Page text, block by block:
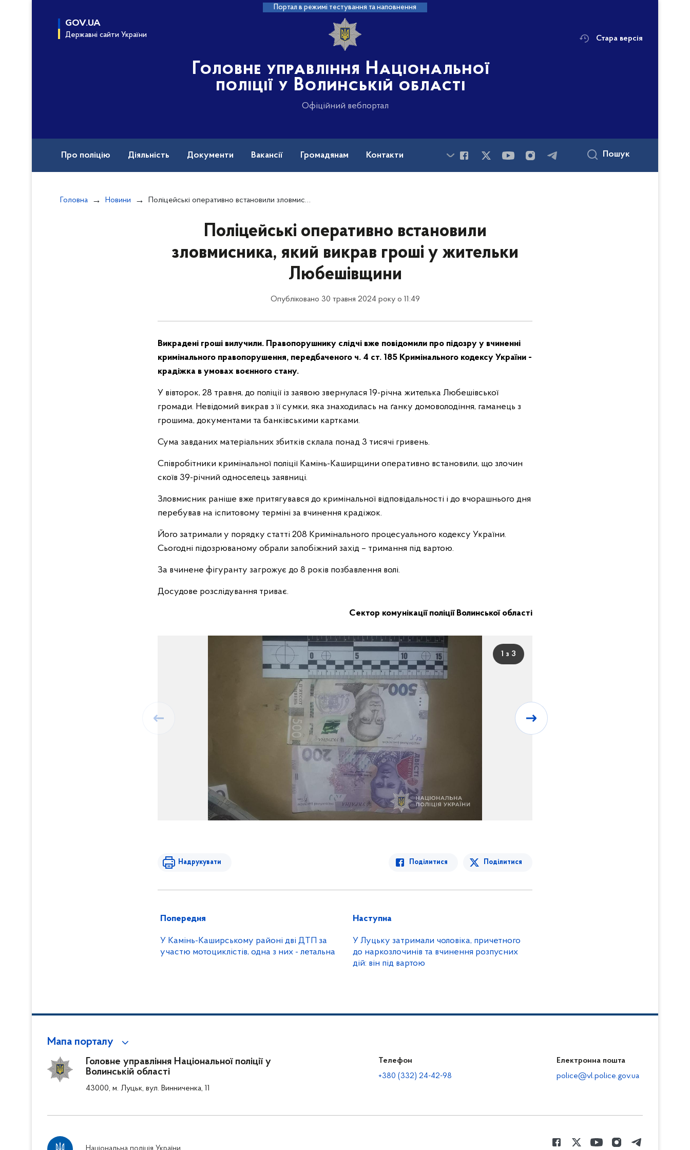
Портал в режимі тестування та наповнення
GOV.UA
Державні сайти України
Головне управління Національної
поліції у Волинській області
Офіційний вебпортал
Стара версія
Про поліцію Діяльність Документи Вакансії Громадянам Контакти Пошук
Головна Новини Поліцейські оперативно встановили зловмисника, який викрав гроші у жительки Любешівщини
Поліцейські оперативно встановили
зловмисника, який викрав гроші у жительки
Любешівщини
Опубліковано 30 травня 2024 року о 11:49
Викрадені гроші вилучили. Правопорушнику слідчі вже повідомили про підозру у вчиненні
кримінального правопорушення, передбаченого ч. 4 ст. 185 Кримінального кодексу України -
крадіжка в умовах воєнного стану.
У вівторок, 28 травня, до поліції із заявою звернулася 19-річна жителька Любешівської
громади. Невідомий викрав з її сумки, яка знаходилась на ґанку домоволодіння, гаманець з
грошима, документами та банківськими картками.
Сума завданих матеріальних збитків склала понад 3 тисячі гривень.
Співробітники кримінальної поліції Камінь-Каширщини оперативно встановили, що злочин
скоїв 39-річний односелець заявниці.
Зловмисник раніше вже притягувався до кримінальної відповідальності і до вчорашнього дня
перебував на іспитовому терміні за вчинення крадіжок.
Його затримали у порядку статті 208 Кримінального процесуального кодексу України.
Сьогодні підозрюваному обрали запобіжний захід – тримання під вартою.
За вчинене фігуранту загрожує до 8 років позбавлення волі.
Досудове розслідування триває.
Сектор комунікації поліції Волинської області
1 з 3
Надрукувати Поділитися Поділитися
Попередня
У Камінь-Каширському районі дві ДТП за
участю мотоциклістів, одна з них - летальна
Наступна
У Луцьку затримали чоловіка, причетного
до наркозлочинів та вчинення розпусних
дій: він під вартою
Мапа порталу
Головне управління Національної поліції у
Волинській області
43000, м. Луцьк, вул. Винниченка, 11
Телефон
+380 (332) 24-42-98
Електронна пошта
police@vl.police.gov.ua